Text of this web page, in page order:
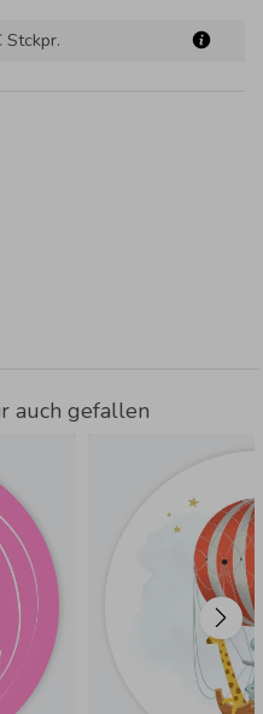
Stckpr.
auch gefallen